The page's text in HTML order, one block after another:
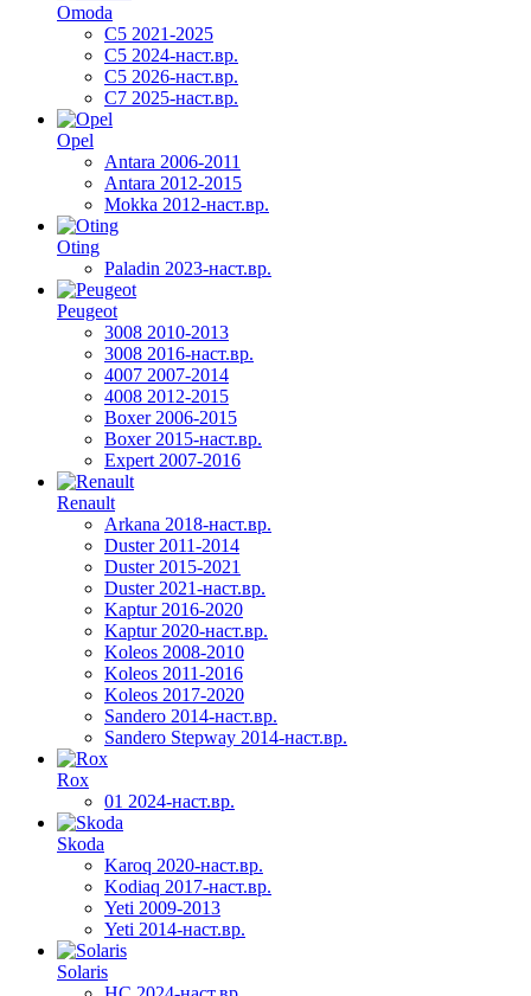
Omoda
C5 2021-2025
C5 2024-наст.вр.
C5 2026-наст.вр.
C7 2025-наст.вр.
Opel
Antara 2006-2011
Antara 2012-2015
Mokka 2012-наст.вр.
Oting
Paladin 2023-наст.вр.
Peugeot
3008 2010-2013
3008 2016-наст.вр.
4007 2007-2014
4008 2012-2015
Boxer 2006-2015
Boxer 2015-наст.вр.
Expert 2007-2016
Renault
Arkana 2018-наст.вр.
Duster 2011-2014
Duster 2015-2021
Duster 2021-наст.вр.
Kaptur 2016-2020
Kaptur 2020-наст.вр.
Koleos 2008-2010
Koleos 2011-2016
Koleos 2017-2020
Sandero 2014-наст.вр.
Sandero Stepway 2014-наст.вр.
Rox
01 2024-наст.вр.
Skoda
Karoq 2020-наст.вр.
Kodiaq 2017-наст.вр.
Yeti 2009-2013
Yeti 2014-наст.вр.
Solaris